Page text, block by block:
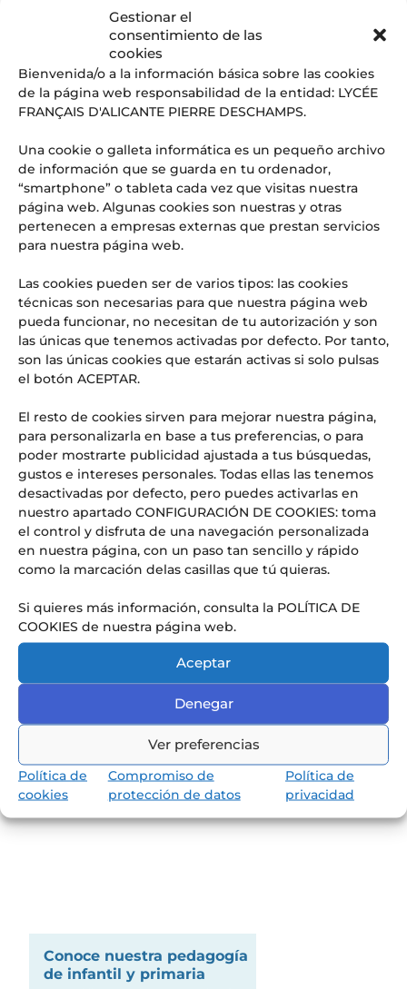
Gestionar el
consentimiento de las
cookies
Bienvenida/o a la información básica sobre las cookies
de la página web responsabilidad de la entidad: LYCÉE
FRANÇAIS D'ALICANTE PIERRE DESCHAMPS.
Una cookie o galleta informática es un pequeño archivo
de información que se guarda en tu ordenador,
“smartphone” o tableta cada vez que visitas nuestra
página web. Algunas cookies son nuestras y otras
pertenecen a empresas externas que prestan servicios
para nuestra página web.
Las cookies pueden ser de varios tipos: las cookies
técnicas son necesarias para que nuestra página web
pueda funcionar, no necesitan de tu autorización y son
las únicas que tenemos activadas por defecto. Por tanto,
son las únicas cookies que estarán activas si solo pulsas
el botón ACEPTAR.
El resto de cookies sirven para mejorar nuestra página,
para personalizarla en base a tus preferencias, o para
poder mostrarte publicidad ajustada a tus búsquedas,
gustos e intereses personales. Todas ellas las tenemos
desactivadas por defecto, pero puedes activarlas en
nuestro apartado CONFIGURACIÓN DE COOKIES: toma
el control y disfruta de una navegación personalizada
en nuestra página, con un paso tan sencillo y rápido
como la marcación delas casillas que tú quieras.
Si quieres más información, consulta la POLÍTICA DE
COOKIES de nuestra página web.
Aceptar
Denegar
Ver preferencias
Política de
cookies
Compromiso de
protección de datos
Política de
privacidad
Buzón de intercambio de libros en el Liceo
francés internacional de Alicante.
porEsther|Sep 16, 2025|Actividades deportivas,
Actualités,Artes,Ciencias, Eventos,Noticias,
Sports
libro y deseas compartirlo? ¿Quieres regalar un libro pero
no sabes a quién? ¡Tenemos la solución! El Liceo Francés de
Alicante quiere instalar «Buzones de Intercambio de Libros»
tanto en el interior como en el...
Entradas recientes
Graduación CM2: cuando el fin de una etapa es, en realidad,
el comienzo de todo
El ‘superpoder’ que las empresas del futuro buscan (y que
se aprende en las aulas del LFIA)
OFERTA DE EMPLEO: PROFESOR/A DE HISTORIA Y
GEOGRAFÍA
¡URGENTE! OFERTA DE EMPLEO: PROFESOR/A DE INGLÉS
PARA SUSTITUCIONES PUNTUALES
Comentarios recientes
en los medios: Referente en educación internacional y
excelencia
Conoce nuestra pedagogía
de infantil y primaria